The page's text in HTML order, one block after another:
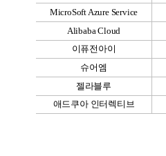
MicroSoft Azure Service
Alibaba Cloud
이퓨전아이
슈어엠
젤라블루
애드쿠아 인터렉티브